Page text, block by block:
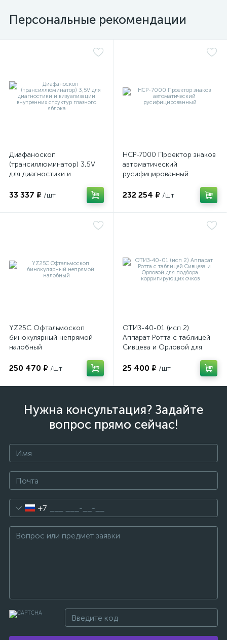
Персональные рекомендации
Диафаноскоп
(трансиллюминатор) 3,5V
для диагностики и
структур глазного яблока
33 337 ₽ /шт
НСР-7000 Проектор знаков
автоматический
русифицированный
232 254 ₽ /шт
YZ25C Офтальмоскоп
бинокулярный непрямой
налобный
250 470 ₽ /шт
ОТИЗ-40-01 (исп 2)
Аппарат Ротта с таблицей
Сивцева и Орловой для
очков
25 400 ₽ /шт
Нужна консультация? Задайте
вопрос прямо сейчас!
+7